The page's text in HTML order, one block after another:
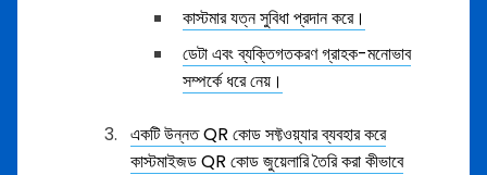
কাস্টমার যত্ন সুবিধা প্রদান করে।
ডেটা এবং ব্যক্তিগতকরণ গ্রাহক-মনোভাব
সম্পর্কে ধরে নেয়।
একটি উন্নত QR কোড সফ্টওয়্যার ব্যবহার করে
কাস্টমাইজড QR কোড জুয়েলারি তৈরি করা কীভাবে